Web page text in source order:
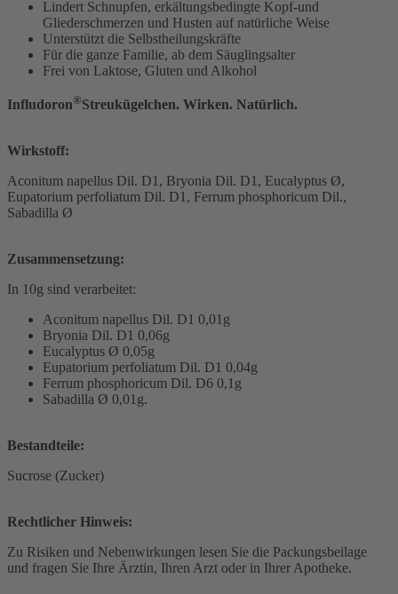
Lindert Schnupfen, erkältungsbedingte Kopf-und
Gliederschmerzen und Husten auf natürliche Weise
Unterstützt die Selbstheilungskräfte
Für die ganze Familie, ab dem Säuglingsalter
Frei von Laktose, Gluten und Alkohol
Infludoron®Streukügelchen. Wirken. Natürlich.
Wirkstoff:
Aconitum napellus Dil. D1, Bryonia Dil. D1, Eucalyptus Ø,
Eupatorium perfoliatum Dil. D1, Ferrum phosphoricum Dil.,
Sabadilla Ø
Zusammensetzung:
In 10g sind verarbeitet:
Aconitum napellus Dil. D1 0,01g
Bryonia Dil. D1 0,06g
Eucalyptus Ø 0,05g
Eupatorium perfoliatum Dil. D1 0,04g
Ferrum phosphoricum Dil. D6 0,1g
Sabadilla Ø 0,01g.
Bestandteile:
Sucrose (Zucker)
Rechtlicher Hinweis:
Zu Risiken und Nebenwirkungen lesen Sie die Packungsbeilage
und fragen Sie Ihre Ärztin, Ihren Arzt oder in Ihrer Apotheke.